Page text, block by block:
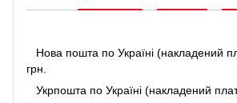
Нова пошта по Україні (накладений
грн.
Укрпошта по Україні (накладений